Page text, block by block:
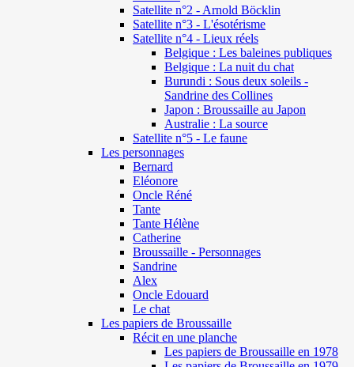
Satellite n°2 - Arnold Böcklin
Satellite n°3 - L'ésotérisme
Satellite n°4 - Lieux réels
Belgique : Les baleines publiques
Belgique : La nuit du chat
Burundi : Sous deux soleils -
Sandrine des Collines
Japon : Broussaille au Japon
Australie : La source
Satellite n°5 - Le faune
Les personnages
Bernard
Eléonore
Oncle Réné
Tante
Tante Hélène
Catherine
Broussaille - Personnages
Sandrine
Alex
Oncle Edouard
Le chat
Les papiers de Broussaille
Récit en une planche
Les papiers de Broussaille en 1978